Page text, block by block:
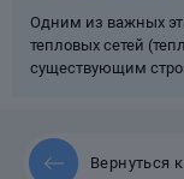
Одним из важных
тепловых сетей
существующим
Вернуться